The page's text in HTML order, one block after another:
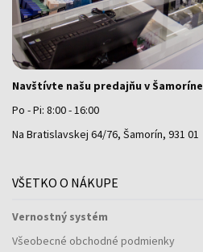
Navštívte našu predajňu v Šamoríne
Po - Pi: 8:00 - 16:00
Na Bratislavskej 64/76, Šamorín, 931 01
VŠETKO O NÁKUPE
Vernostný systém
Všeobecné obchodné podmienky